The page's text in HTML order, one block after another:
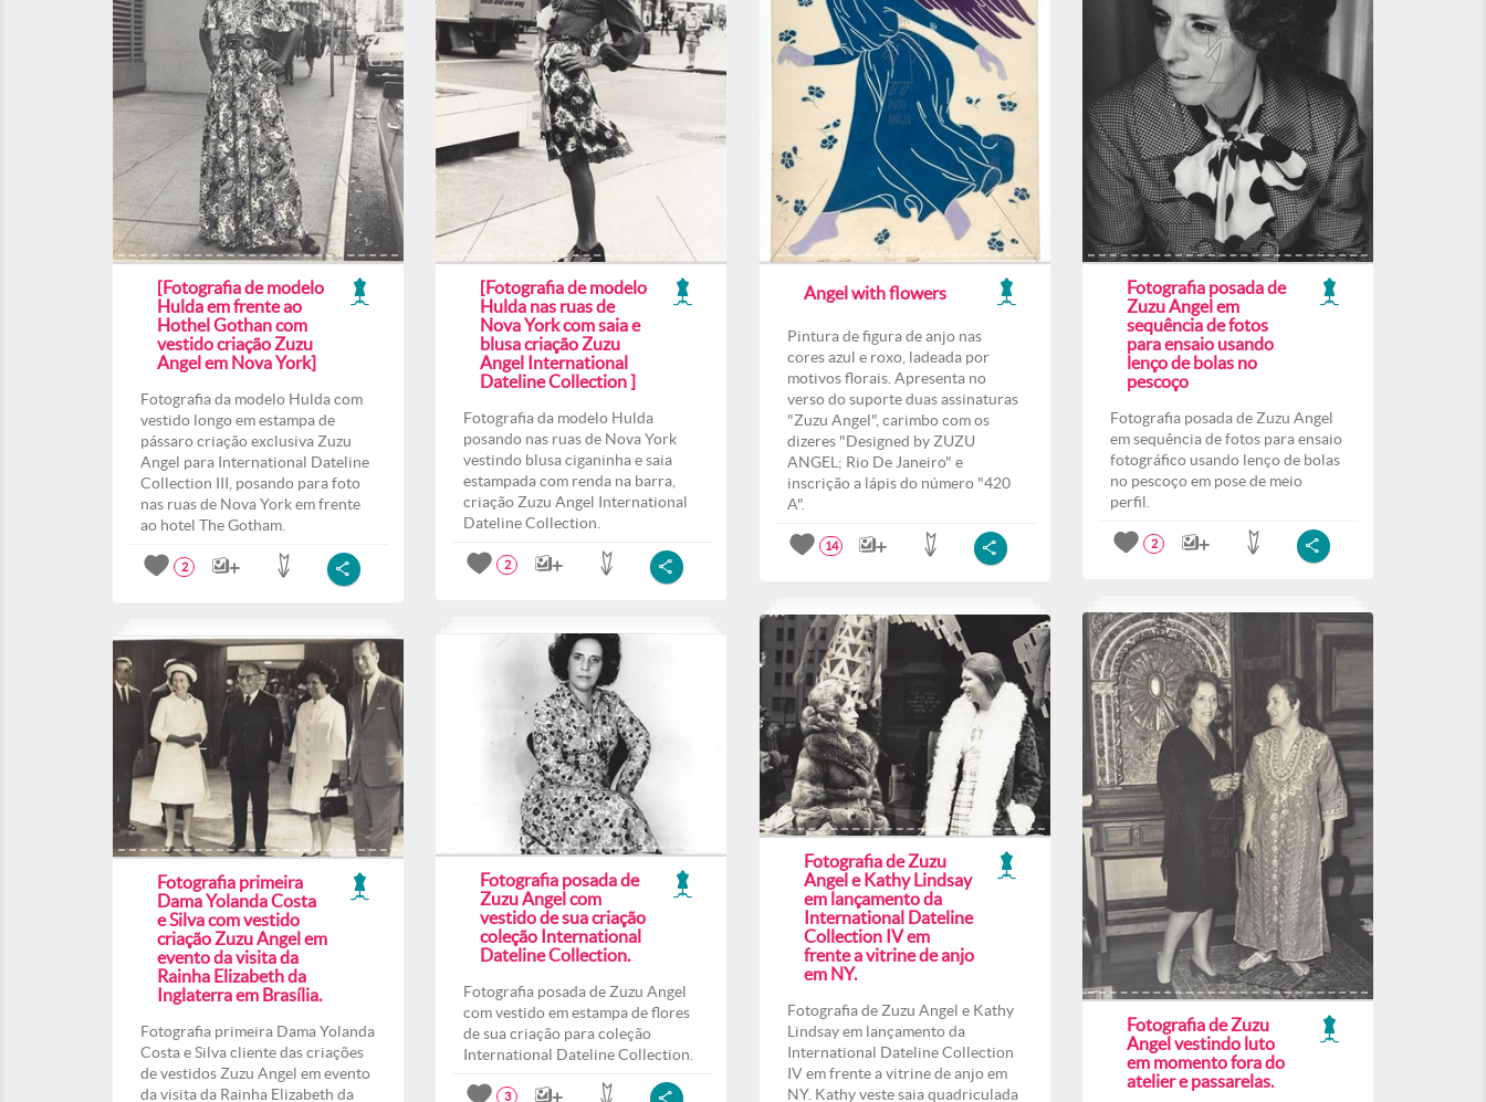
[Fotografia de modelo
Hulda em frente ao
Hothel Gothan com
vestido criação Zuzu
Angel em Nova York]
Fotografia da modelo Hulda com
vestido longo em estampa de
pássaro criação exclusiva Zuzu
Angel para International Dateline
Collection III, posando para foto
nas ruas de Nova York em frente
ao hotel The Gotham.
2
[Fotografia de modelo
Hulda nas ruas de
Nova York com saia e
blusa criação Zuzu
Angel International
Dateline Collection ]
Fotografia da modelo Hulda
posando nas ruas de Nova York
vestindo blusa ciganinha e saia
estampada com renda na barra,
criação Zuzu Angel International
Dateline Collection.
2
Angel with flowers
Pintura de figura de anjo nas
cores azul e roxo, ladeada por
motivos florais. Apresenta no
verso do suporte duas assinaturas
"Zuzu Angel", carimbo com os
dizeres "Designed by ZUZU
ANGEL; Rio De Janeiro" e
inscrição a lápis do número "420
A".
14
Fotografia posada de
Zuzu Angel em
sequência de fotos
para ensaio usando
lenço de bolas no
pescoço
Fotografia posada de Zuzu Angel
em sequência de fotos para ensaio
fotográfico usando lenço de bolas
no pescoço em pose de meio
perfil.
2
Fotografia de Zuzu
Angel vestindo luto
em momento fora do
atelier e passarelas.
Fotografia de Zuzu
Angel e Kathy Lindsay
em lançamento da
International Dateline
Collection IV em
frente a vitrine de anjo
em NY.
Fotografia de Zuzu Angel e Kathy
Lindsay em lançamento da
International Dateline Collection
IV em frente a vitrine de anjo em
NY. Kathy veste saia quadriculada
Fotografia posada de
Zuzu Angel com
vestido de sua criação
coleção International
Dateline Collection.
Fotografia posada de Zuzu Angel
com vestido em estampa de flores
de sua criação para coleção
International Dateline Collection.
3
Fotografia primeira
Dama Yolanda Costa
e Silva com vestido
criação Zuzu Angel em
evento da visita da
Rainha Elizabeth da
Inglaterra em Brasília.
Fotografia primeira Dama Yolanda
Costa e Silva cliente das criações
de vestidos Zuzu Angel em evento
da visita da Rainha Elizabeth da